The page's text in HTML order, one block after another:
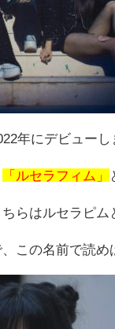
年にデビューし
「ルセラフィム」
らはルセラピム
この名前で読め